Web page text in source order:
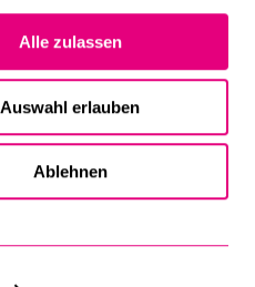
Alle zulassen
Auswahl erlauben
Ablehnen